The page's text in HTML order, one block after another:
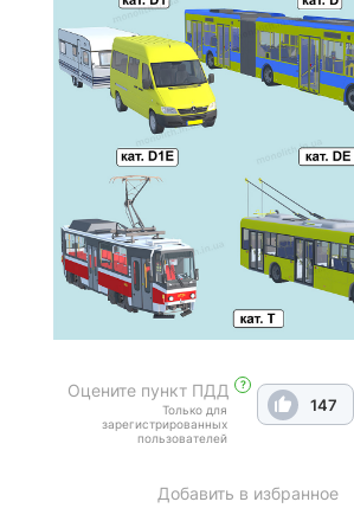
Оцените пункт ПДД ?
Только для
зарегистрированных
пользователей
147
Добавить в избранное